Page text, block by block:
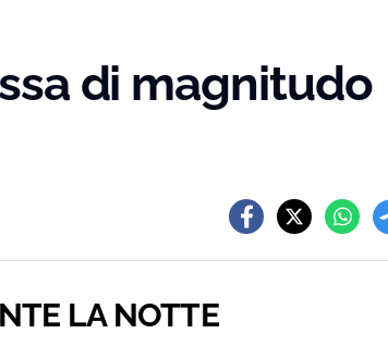
di magnitudo
LA NOTTE